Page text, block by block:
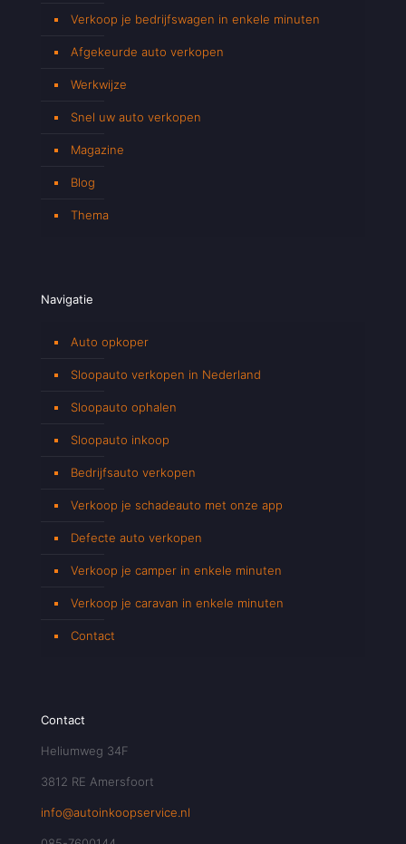
Verkoop je bedrijfswagen in enkele minuten
Afgekeurde auto verkopen
Werkwijze
Snel uw auto verkopen
Magazine
Blog
Thema
Navigatie
Auto opkoper
Sloopauto verkopen in Nederland
Sloopauto ophalen
Sloopauto inkoop
Bedrijfsauto verkopen
Verkoop je schadeauto met onze app
Defecte auto verkopen
Verkoop je camper in enkele minuten
Verkoop je caravan in enkele minuten
Contact
Contact
Heliumweg 34F
3812 RE Amersfoort
info@autoinkoopservice.nl